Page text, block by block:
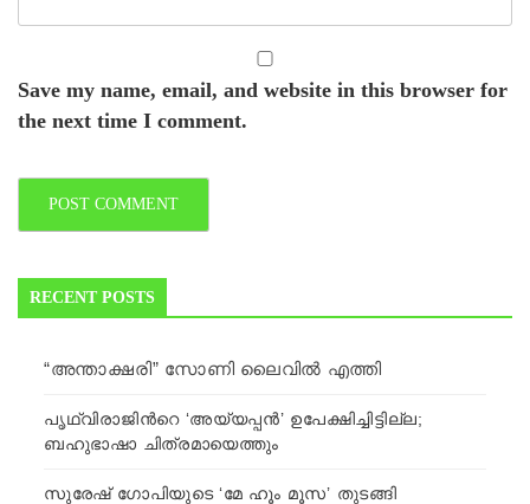
Save my name, email, and website in this browser for
the next time I comment.
RECENT POSTS
“അന്താക്ഷരി” സോണി ലൈവില്‍ എത്തി
പൃഥ്വിരാജിന്‍റെ ‘അയ്യപ്പന്‍’ ഉപേക്ഷിച്ചിട്ടില്ല;
ബഹുഭാഷാ ചിത്രമായെത്തും
സുരേഷ് ഗോപിയുടെ ‘മേ ഹൂം മൂസ’ തുടങ്ങി